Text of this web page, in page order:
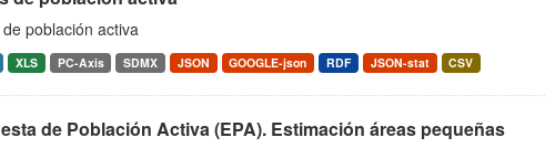
población activa
XLS PC-Axis SDMX JSON GOOGLE-json RDF JSON-stat CSV
de Población Activa (EPA). Estimación áreas pequeñas